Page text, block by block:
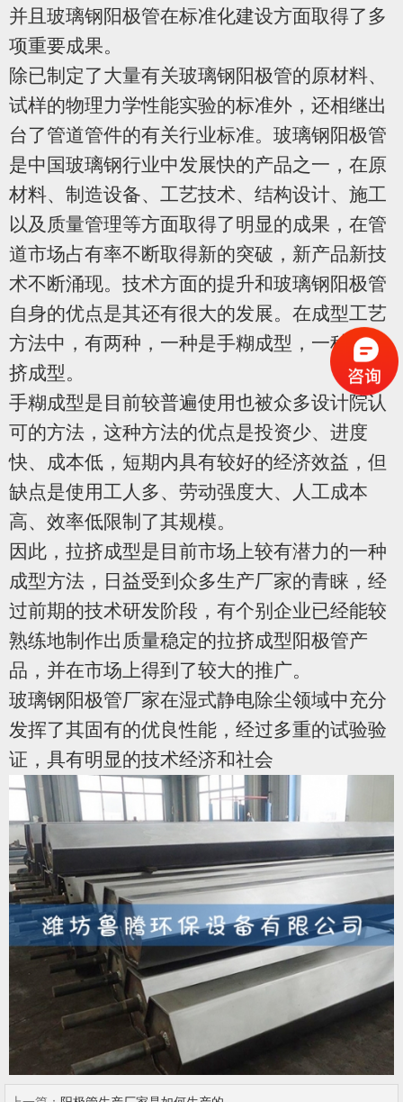
并且玻璃钢阳极管在标准化建设方面取得了多
项重要成果。
除已制定了大量有关玻璃钢阳极管的原材料、
试样的物理力学性能实验的标准外，还相继出
台了管道管件的有关行业标准。玻璃钢阳极管
是中国玻璃钢行业中发展快的产品之一，在原
材料、制造设备、工艺技术、结构设计、施工
以及质量管理等方面取得了明显的成果，在管
道市场占有率不断取得新的突破，新产品新技
术不断涌现。技术方面的提升和玻璃钢阳极管
自身的优点是其还有很大的发展。在成型工艺
方法中，有两种，一种是手糊成型，一种是拉
挤成型。
手糊成型是目前较普遍使用也被众多设计院认
可的方法，这种方法的优点是投资少、进度
快、成本低，短期内具有较好的经济效益，但
缺点是使用工人多、劳动强度大、人工成本
高、效率低限制了其规模。
因此，拉挤成型是目前市场上较有潜力的一种
成型方法，日益受到众多生产厂家的青睐，经
过前期的技术研发阶段，有个别企业已经能较
熟练地制作出质量稳定的拉挤成型阳极管产
品，并在市场上得到了较大的推广。
玻璃钢阳极管厂家在湿式静电除尘领域中充分
发挥了其固有的优良性能，经过多重的试验验
证，具有明显的技术经济和社会